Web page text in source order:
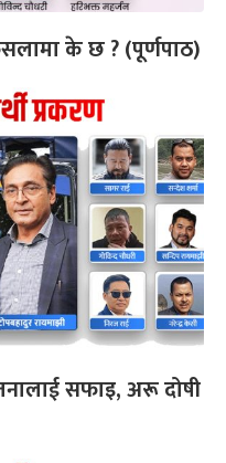
के छ ? (पूर्णपाठ)
सफाइ, अरू दोषी